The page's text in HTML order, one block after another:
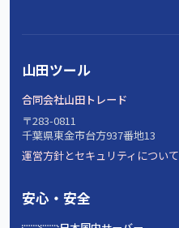
山田ツール
合同会社山田トレード
〒283-0811
千葉県東金市台方937番地13
運営方針とセキュリティについて
安心・安全